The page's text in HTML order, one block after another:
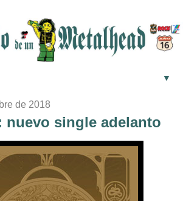
▼
de 2018
nuevo single adelanto